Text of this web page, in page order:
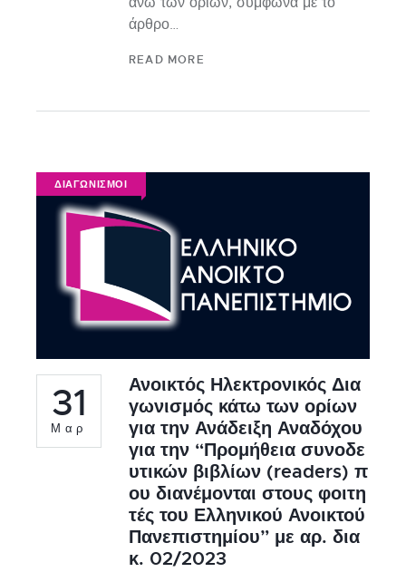
άρθρο…
READ MORE
ΔΙΑΓΩΝΙΣΜΟΙ
31
Μαρ
Ανοικτός Ηλεκτρονικός Δια
γωνισμός κάτω των ορίων
για την Ανάδειξη Αναδόχου
για την “Προμήθεια συνοδε
υτικών βιβλίων (readers) π
ου διανέμονται στους φοιτη
τές του Ελληνικού Ανοικτού
Πανεπιστημίου” με αρ. δια
κ. 02/2023